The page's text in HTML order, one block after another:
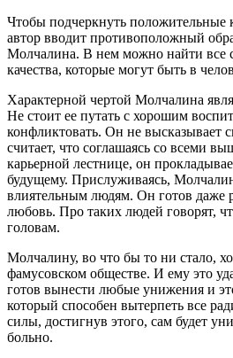
Чтобы подчеркнуть положительные
автор вводит противоположный
Молчалина. В нем можно найти все
качества, которые могут быть в
Характерной чертой Молчалина
Не стоит ее путать с хорошим
конфликтовать. Он не высказывает
считает, что соглашаясь со всеми
карьерной лестнице, он
будущему. Прислуживаясь,
влиятельным людям. Он готов даже
любовь. Про таких людей говорят,
головам.
Молчалину, во что бы то ни стало,
фамусовском обществе. И ему это
готов вынести любые унижения и
который способен вытерпеть все
силы, достигнув этого, сам будет
больно.